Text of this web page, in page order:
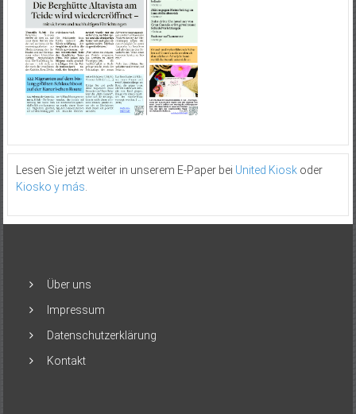
Lesen Sie jetzt weiter in unserem E-Paper bei United Kioskoder
Kiosko y más
Über uns
Impressum
Datenschutzerklärung
Kontakt